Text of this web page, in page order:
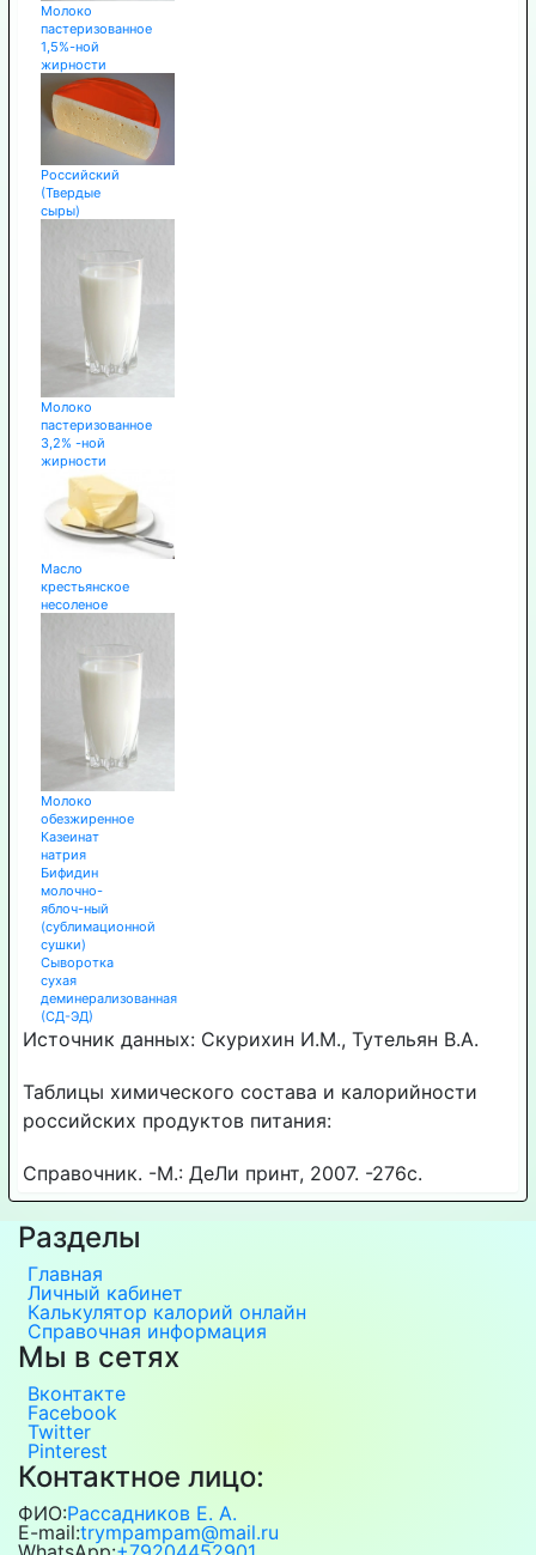
Молоко
пастеризованное
1,5%-ной
жирности
Российский
(Твердые
сыры)
Молоко
пастеризованное
3,2% -ной
жирности
Масло
крестьянское
несоленое
Молоко
обезжиренное
Казеинат
натрия
Бифидин
молочно-
яблоч-ный
(сублимационной
сушки)
Сыворотка
сухая
деминерализованная
(СД-ЭД)
Источник данных: Скурихин И.М., Тутельян В.А.
Таблицы химического состава и калорийности
российских продуктов питания:
Справочник. -М.: ДеЛи принт, 2007. -276с.
Разделы
Главная
Личный кабинет
Калькулятор калорий онлайн
Справочная информация
Мы в сетях
Вконтакте
Facebook
Twitter
Pinterest
Контактное лицо:
ФИО:Рассадников Е. А.
E-mail:trympampam@mail.ru